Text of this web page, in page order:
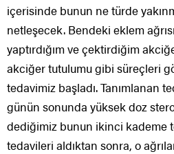
içerisinde bunun ne türde
netleşecek. Bendeki eklem
yaptırdığım ve çektirdiğim
akciğer tutulumu gibi süreçleri
tedavimiz başladı. Tanımlanan
günün sonunda yüksek doz
dediğimiz bunun ikinci kademe
tedavileri aldıktan sonra, o